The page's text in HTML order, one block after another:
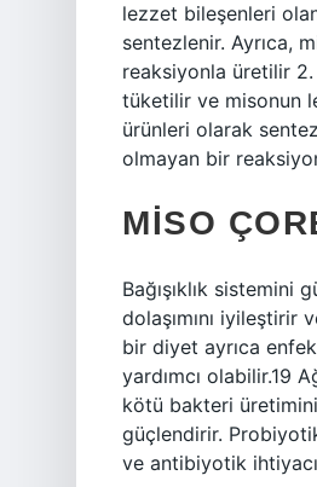
lezzet bileşenleri
sentezlenir. Ayrıca,
reaksiyonla üretilir 2.
tüketilir ve misonun
ürünleri olarak
olmayan bir
MISO
Bağışıklık
dolaşımını iyileştirir
bir diyet ayrıca
yardımcı olabilir.19
kötü bakteri üretimini
güçlendirir.
ve antibiyotik